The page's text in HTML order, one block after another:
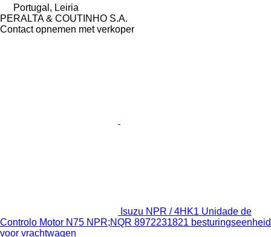
Portugal, Leiria
PERALTA & COUTINHO S.A.
Contact opnemen met verkoper
Isuzu NPR / 4HK1 Unidade de
Controlo Motor N75 NPR;NQR 8972231821 besturingseenheid
voor vrachtwagen